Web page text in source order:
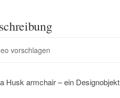
vorschlagen
Husk armchair – ein